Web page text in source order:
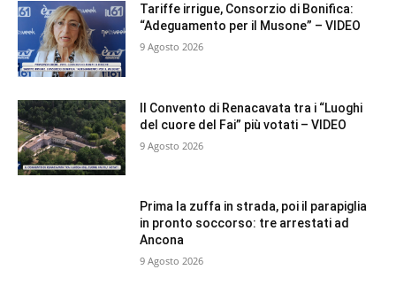
Tariffe irrigue, Consorzio di Bonifica:
“Adeguamento per il Musone” – VIDEO
9 Agosto 2026
Il Convento di Renacavata tra i “Luoghi
del cuore del Fai” più votati – VIDEO
9 Agosto 2026
Prima la zuffa in strada, poi il parapiglia
in pronto soccorso: tre arrestati ad
Ancona
9 Agosto 2026